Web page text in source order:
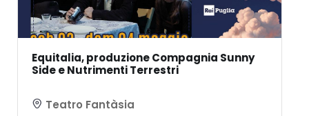
Equitalia, produzione Compagnia Sunny
Side e Nutrimenti Terrestri
Teatro Fantàsia